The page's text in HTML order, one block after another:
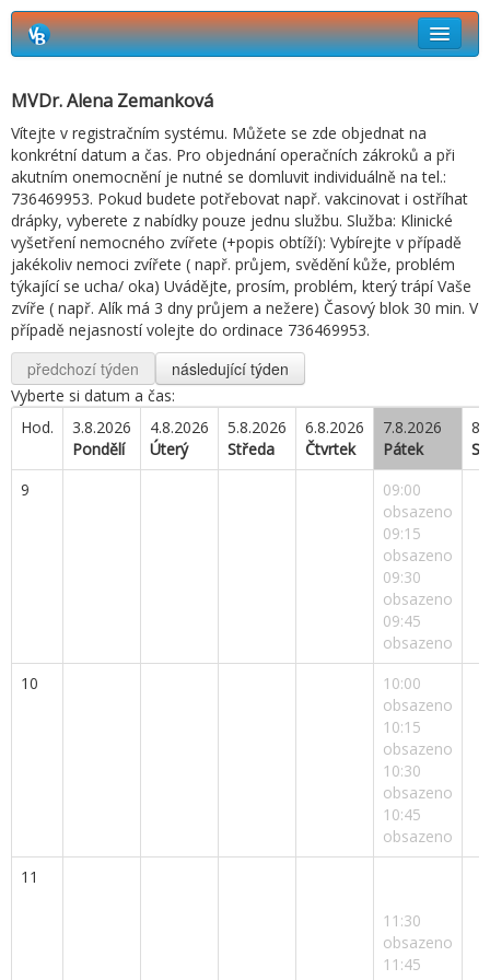
MVDr. Alena Zemanková
Vítejte v registračním systému. Můžete se zde objednat na
konkrétní datum a čas. Pro objednání operačních zákroků a při
akutním onemocnění je nutné se domluvit individuálně na tel.:
736469953. Pokud budete potřebovat např. vakcinovat i ostříhat
drápky, vyberete z nabídky pouze jednu službu. Služba: Klinické
vyšetření nemocného zvířete (+popis obtíží): Vybírejte v případě
jakékoliv nemoci zvířete ( např. průjem, svědění kůže, problém
týkající se ucha/ oka) Uvádějte, prosím, problém, který trápí Vaše
zvíře ( např. Alík má 3 dny průjem a nežere) Časový blok 30 min. V
případě nejasností volejte do ordinace 736469953.
předchozí týden následující týden
Vyberte si datum a čas:
Hod.
3.8.2026
Pondělí
4.8.2026
Úterý
5.8.2026
Středa
6.8.2026
Čtvrtek
7.8.2026
Pátek
9
09:00
obsazeno
09:15
obsazeno
09:30
obsazeno
09:45
obsazeno
10
10:00
obsazeno
10:15
obsazeno
10:30
obsazeno
10:45
obsazeno
11
11:30
obsazeno
11:45